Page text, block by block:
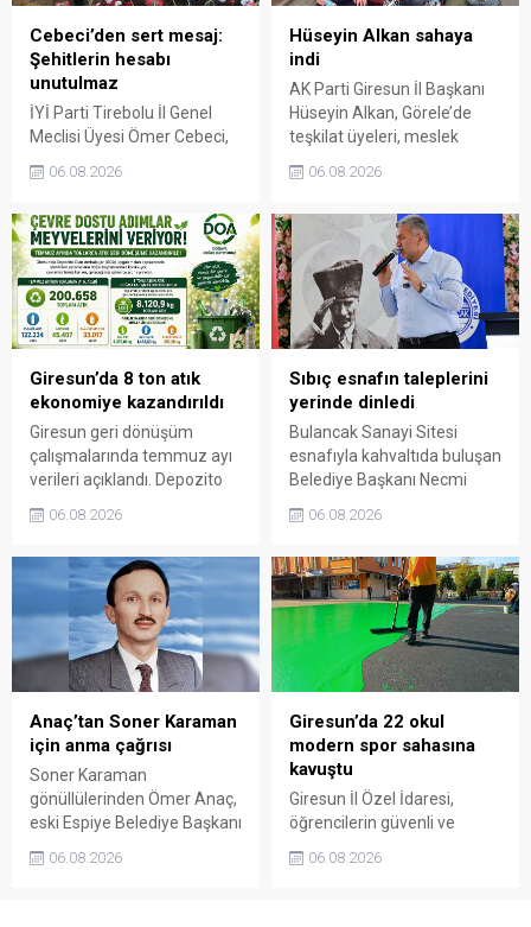
Cebeci’den sert mesaj:
Şehitlerin hesabı
unutulmaz
İYİ Parti Tirebolu İl Genel
Meclisi Üyesi Ömer Cebeci,
Cemiyeti’nin Milli Mücadele
çekti. Cebeci, Giresun’un
bağımsızlık mücadelesinde
üstlendiği tarihi
sorumluluğun gelecek
nesillere doğru anlatılması
gerektiğini söyledi.
06.08.2026
Hüseyin Alkan sahaya
indi
AK Parti Giresun İl Başkanı
Hüseyin Alkan, Görele’de
teşkilat üyeleri, meslek
gelerek talep ve beklentileri
06.08.2026
Giresun’da 8 ton atık
ekonomiye kazandırıldı
Giresun geri dönüşüm
çalışmalarında temmuz ayı
verileri açıklandı. Depozito
uygulamasına destek veren
ambalajın çöpe gitmesini
06.08.2026
Sıbıç esnafın taleplerini
yerinde dinledi
Bulancak Sanayi Sitesi
esnafıyla kahvaltıda buluşan
Belediye Başkanı Necmi
planlanan çalışmaları
da yaşadığı sorunları ve
beklentilerini doğrudan
Başkan Sıbıç’a aktardı.
06.08.2026
Anaç’tan Soner Karaman
için anma çağrısı
Soner Karaman
gönüllülerinden Ömer Anaç,
eski Espiye Belediye Başkanı
34’üncü yılı dolayısıyla
06.08.2026
Giresun’da 22 okul
modern spor sahasına
kavuştu
Giresun İl Özel İdaresi,
öğrencilerin güvenli ve
yapabilmesi amacıyla 22
06.08.2026